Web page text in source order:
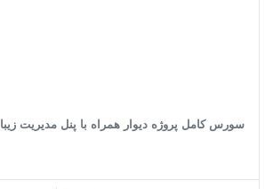
سورس کامل پروژه دیوار همراه با پنل مدیریت زیبا